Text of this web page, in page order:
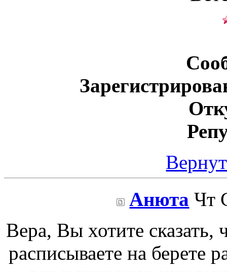
Анюта Чт
Вера, Вы хотите сказать,
расписываете на берете